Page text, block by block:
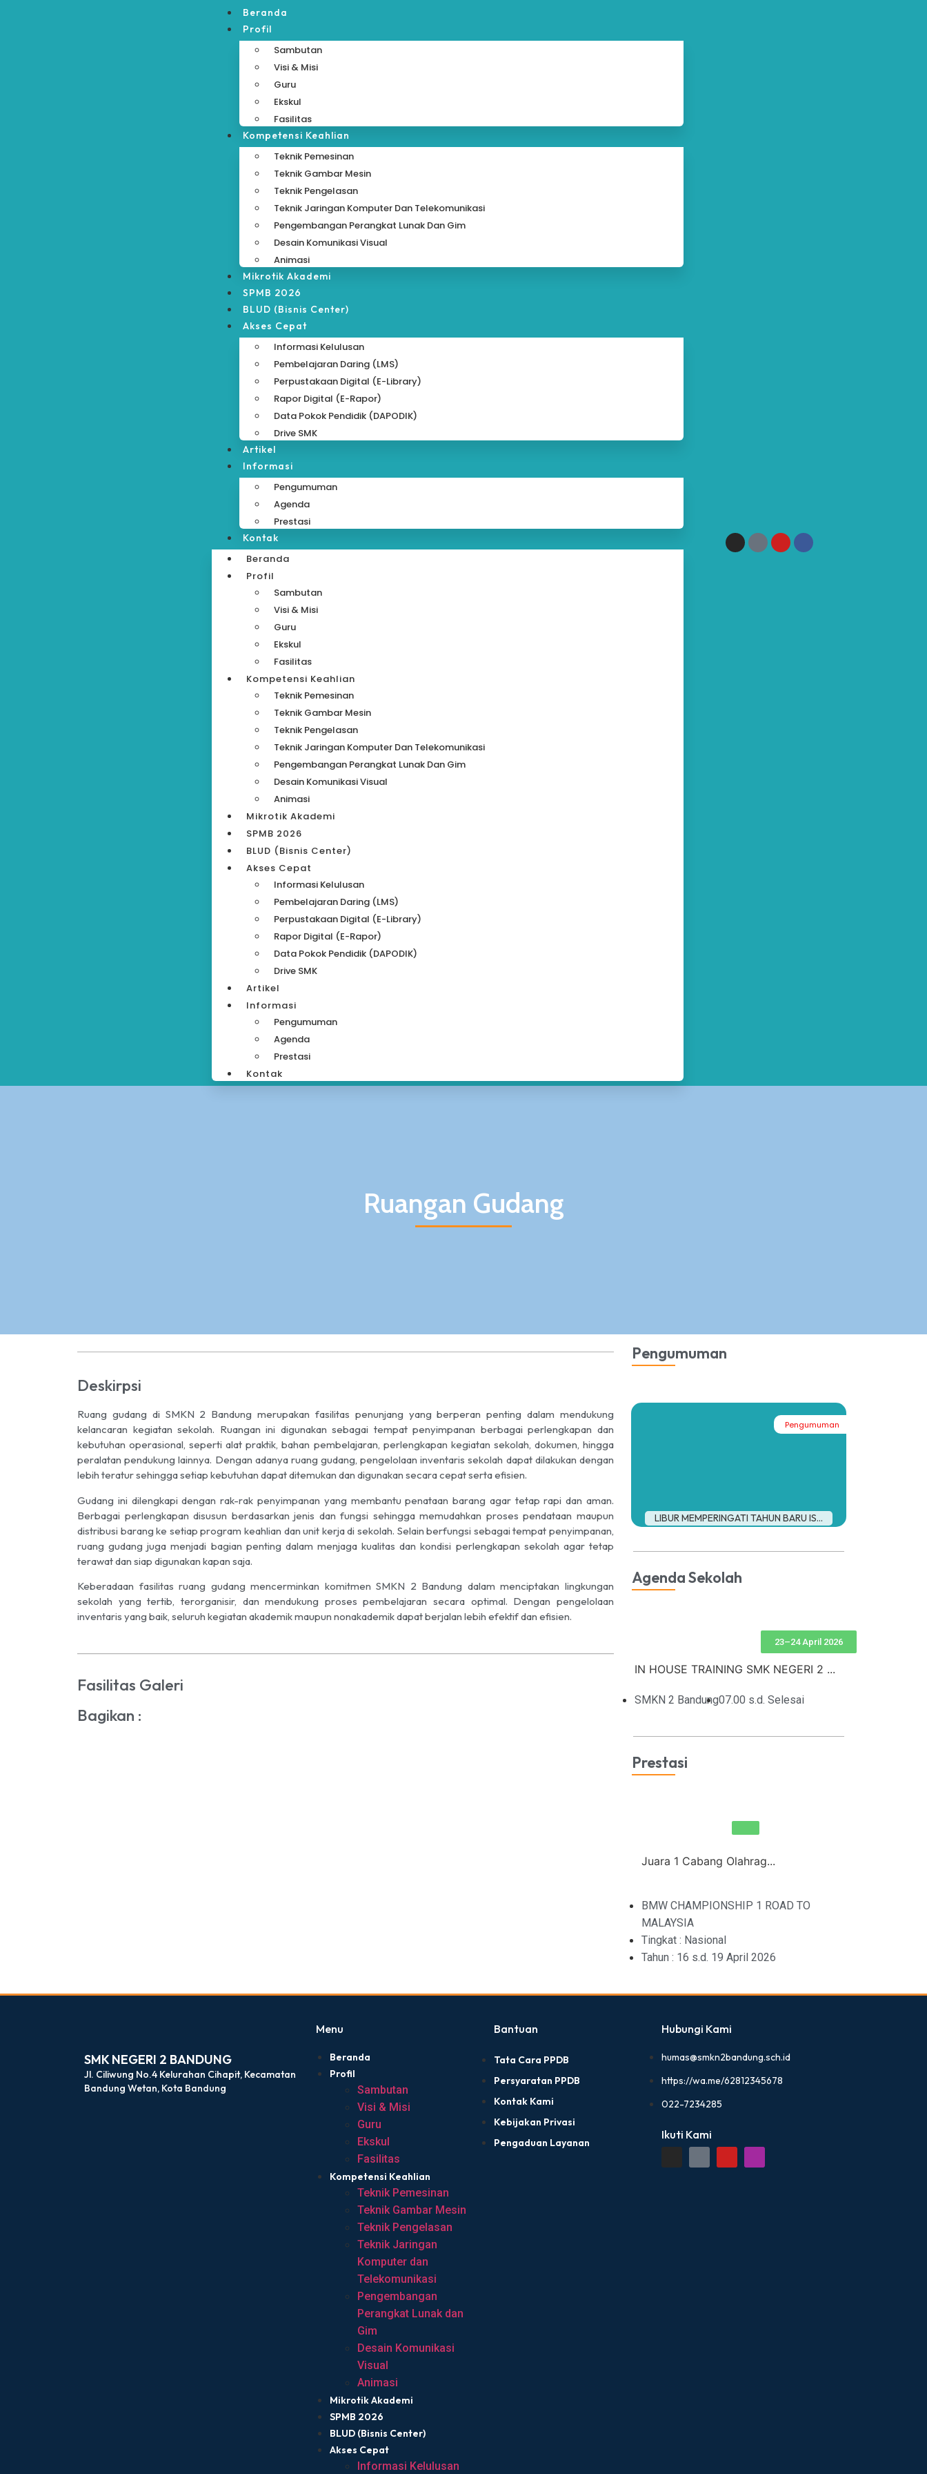
Beranda
Profil
Sambutan
Visi & Misi
Guru
Ekskul
Fasilitas
Kompetensi Keahlian
Teknik Pemesinan
Teknik Gambar Mesin
Teknik Pengelasan
Teknik Jaringan Komputer Dan Telekomunikasi
Pengembangan Perangkat Lunak Dan Gim
Desain Komunikasi Visual
Animasi
Mikrotik Akademi
SPMB 2026
BLUD (Bisnis Center)
Akses Cepat
Informasi Kelulusan
Pembelajaran Daring (LMS)
Perpustakaan Digital (e-Library)
Rapor Digital (e-Rapor)
Data Pokok Pendidik (DAPODIK)
Drive SMK
Artikel
Informasi
Pengumuman
Agenda
Prestasi
Kontak
Beranda
Profil
Sambutan
Visi & Misi
Guru
Ekskul
Fasilitas
Kompetensi Keahlian
Teknik Pemesinan
Teknik Gambar Mesin
Teknik Pengelasan
Teknik Jaringan Komputer Dan Telekomunikasi
Pengembangan Perangkat Lunak Dan Gim
Desain Komunikasi Visual
Animasi
Mikrotik Akademi
SPMB 2026
BLUD (Bisnis Center)
Akses Cepat
Informasi Kelulusan
Pembelajaran Daring (LMS)
Perpustakaan Digital (e-Library)
Rapor Digital (e-Rapor)
Data Pokok Pendidik (DAPODIK)
Drive SMK
Artikel
Informasi
Pengumuman
Agenda
Prestasi
Kontak
Ruangan Gudang
Deskirpsi
Ruang gudang di SMKN 2 Bandung merupakan fasilitas penunjang yang berperan penting dalam mendukung
kelancaran kegiatan sekolah. Ruangan ini digunakan sebagai tempat penyimpanan berbagai perlengkapan dan
kebutuhan operasional, seperti alat praktik, bahan pembelajaran, perlengkapan kegiatan sekolah, dokumen, hingga
peralatan pendukung lainnya. Dengan adanya ruang gudang, pengelolaan inventaris sekolah dapat dilakukan dengan
lebih teratur sehingga setiap kebutuhan dapat ditemukan dan digunakan secara cepat serta efisien.
Gudang ini dilengkapi dengan rak-rak penyimpanan yang membantu penataan barang agar tetap rapi dan aman.
Berbagai perlengkapan disusun berdasarkan jenis dan fungsi sehingga memudahkan proses pendataan maupun
distribusi barang ke setiap program keahlian dan unit kerja di sekolah. Selain berfungsi sebagai tempat penyimpanan,
ruang gudang juga menjadi bagian penting dalam menjaga kualitas dan kondisi perlengkapan sekolah agar tetap
terawat dan siap digunakan kapan saja.
Keberadaan fasilitas ruang gudang mencerminkan komitmen SMKN 2 Bandung dalam menciptakan lingkungan
sekolah yang tertib, terorganisir, dan mendukung proses pembelajaran secara optimal. Dengan pengelolaan
inventaris yang baik, seluruh kegiatan akademik maupun nonakademik dapat berjalan lebih efektif dan efisien.
Fasilitas Galeri
Bagikan :
Pengumuman
Pengumuman
LIBUR MEMPERINGATI TAHUN BARU IS...
Agenda Sekolah
23–24 April 2026
IN HOUSE TRAINING SMK NEGERI 2 ...
SMKN 2 Bandung07.00 s.d. Selesai
Prestasi
Juara 1 Cabang Olahrag...
BMW CHAMPIONSHIP 1 ROAD TO
MALAYSIA
Tingkat : Nasional
Tahun : 16 s.d. 19 April 2026
SMK NEGERI 2 BANDUNG
Jl. Ciliwung No.4 Kelurahan Cihapit, Kecamatan
Bandung Wetan, Kota Bandung
Menu
Beranda
Profil
Sambutan
Visi & Misi
Guru
Ekskul
Fasilitas
Kompetensi Keahlian
Teknik Pemesinan
Teknik Gambar Mesin
Teknik Pengelasan
Teknik Jaringan
Komputer dan
Telekomunikasi
Pengembangan
Perangkat Lunak dan
Gim
Desain Komunikasi
Visual
Animasi
Mikrotik Akademi
SPMB 2026
BLUD (Bisnis Center)
Akses Cepat
Informasi Kelulusan
Bantuan
Tata Cara PPDB
Persyaratan PPDB
Kontak Kami
Kebijakan Privasi
Pengaduan Layanan
Hubungi Kami
humas@smkn2bandung.sch.id
https://wa.me/62812345678
022-7234285
Ikuti Kami